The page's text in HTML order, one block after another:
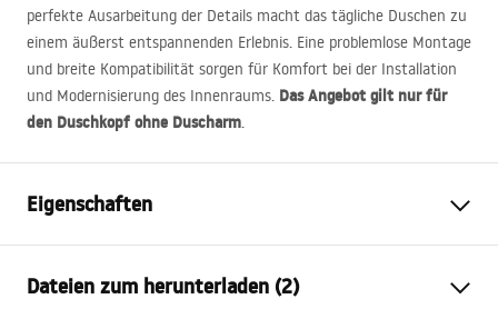
perfekte Ausarbeitung der Details macht das tägliche Duschen zu
einem äußerst entspannenden Erlebnis. Eine problemlose Montage
und breite Kompatibilität sorgen für Komfort bei der Installation
und Modernisierung des Innenraums. Das Angebot gilt nur für
den Duschkopf ohne Duscharm.
Eigenschaften
Material
Edelstahl
Dateien zum herunterladen (2)